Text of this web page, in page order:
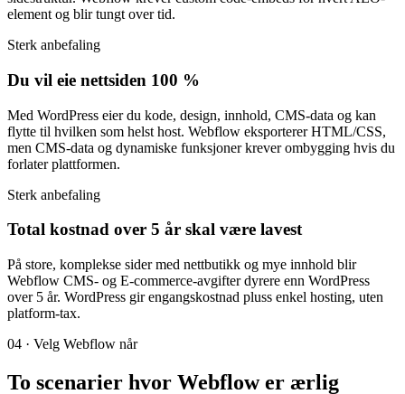
element og blir tungt over tid.
Sterk anbefaling
Du vil eie nettsiden 100 %
Med WordPress eier du kode, design, innhold, CMS-data og kan
flytte til hvilken som helst host. Webflow eksporterer HTML/CSS,
men CMS-data og dynamiske funksjoner krever ombygging hvis du
forlater plattformen.
Sterk anbefaling
Total kostnad over 5 år skal være lavest
På store, komplekse sider med nettbutikk og mye innhold blir
Webflow CMS- og E-commerce-avgifter dyrere enn WordPress
over 5 år. WordPress gir engangskostnad pluss enkel hosting, uten
platform-tax.
04 · Velg Webflow når
To scenarier hvor Webflow er ærlig